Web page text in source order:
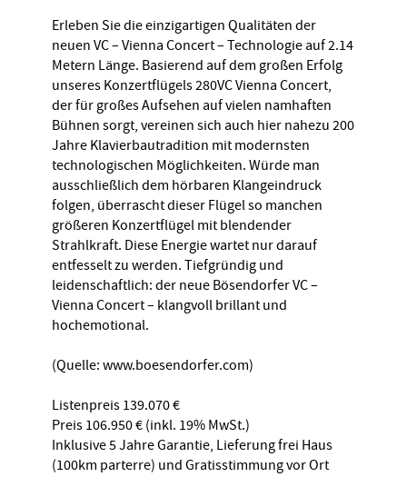
Erleben Sie die einzigartigen Qualitäten der
neuen VC – Vienna Concert – Technologie auf 2.14
Metern Länge. Basierend auf dem großen Erfolg
unseres Konzertflügels 280VC Vienna Concert,
der für großes Aufsehen auf vielen namhaften
Bühnen sorgt, vereinen sich auch hier nahezu 200
Jahre Klavierbautradition mit modernsten
technologischen Möglichkeiten. Würde man
ausschließlich dem hörbaren Klangeindruck
folgen, überrascht dieser Flügel so manchen
größeren Konzertflügel mit blendender
Strahlkraft. Diese Energie wartet nur darauf
entfesselt zu werden. Tiefgründig und
leidenschaftlich: der neue Bösendorfer VC –
Vienna Concert – klangvoll brillant und
hochemotional.
(Quelle: www.boesendorfer.com)
Listenpreis 139.070 €
Preis 106.950 € (inkl. 19% MwSt.)
Inklusive 5 Jahre Garantie, Lieferung frei Haus
(100km parterre) und Gratisstimmung vor Ort